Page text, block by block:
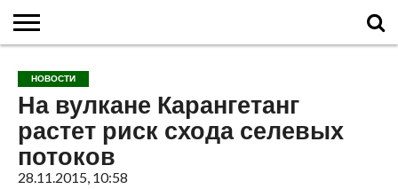
О
ВУЛКАНАХ
ВУЛКАНЫ
МИРА
КАЛЬДЕРЫ
НОВОСТИ
ФАКТЫ
ИСТОРИЯ
МОНИТОРИНГ
ВИДЕО
ТУРИСТАМ
О
САЙТЕ
КАРТА
САЙТА
КОНТАКТЫ
НОВОСТИ
На вулкане Карангетанг
растет риск схода селевых
потоков
28.11.2015, 10:58